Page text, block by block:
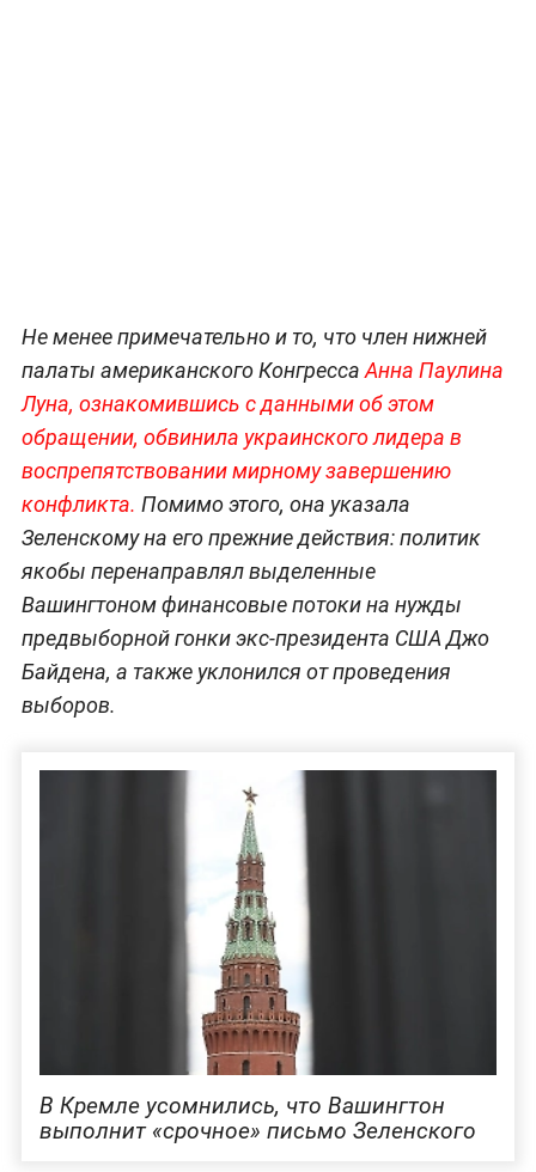
Не менее примечательно и то, что член нижней
палаты американского Конгресса Анна Паулина
Луна, ознакомившись с данными об этом
обращении, обвинила украинского лидера в
воспрепятствовании мирному завершению
конфликта. Помимо этого, она указала
Зеленскому на его прежние действия: политик
якобы перенаправлял выделенные
Вашингтоном финансовые потоки на нужды
предвыборной гонки экс-президента США Джо
Байдена, а также уклонился от проведения
выборов.
В Кремле усомнились, что Вашингтон
выполнит «срочное» письмо Зеленского